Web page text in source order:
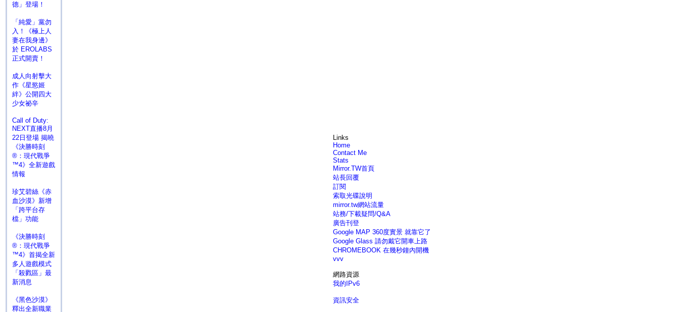
德」登場！
「純愛」黨勿
入！《極上人
妻在我身邊》
於 EROLABS
正式開賣！
成人向射擊大
作《星慾姬
絆》公開四大
少女祕辛
Call of Duty:
NEXT直播8月
22日登場 揭曉
《決勝時刻
®：現代戰爭
™4》全新遊戲
情報
珍艾碧絲《赤
血沙漠》新增
「跨平台存
檔」功能
《決勝時刻
®：現代戰爭
™4》首揭全新
多人遊戲模式
「殺戮區」最
新消息
《黑色沙漠》
釋出全新職業
Links
Home
Contact Me
Stats
Mirror.TW首頁
站長回覆
訂閱
索取光碟說明
mirror.tw網站流量
站務/下載疑問/Q&A
廣告刊登
Google MAP 360度實景 就靠它了
Google Glass 請勿戴它開車上路
CHROMEBOOK 在幾秒鐘內開機
vvv
網路資源
我的IPv6
資訊安全